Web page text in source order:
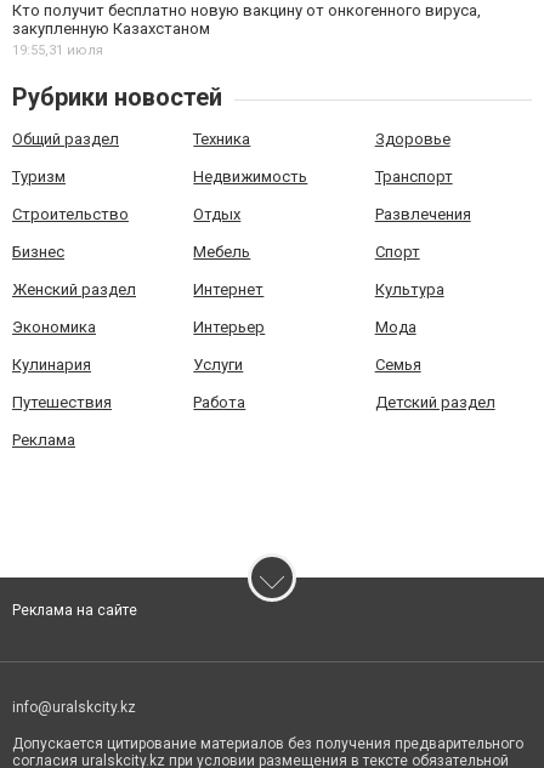
Кто получит бесплатно новую вакцину от онкогенного вируса,
закупленную Казахстаном
19:55,31 июля
Рубрики новостей
Общий раздел Техника Здоровье
Туризм Недвижимость Транспорт
Строительство Отдых Развлечения
Бизнес Мебель Спорт
Женский раздел Интернет Культура
Экономика Интерьер Мода
Кулинария Услуги Семья
Путешествия Работа Детский раздел
Реклама
Реклама на сайте
info@uralskcity.kz
Допускается цитирование материалов без получения предварительного
согласия uralskcity.kz при условии размещения в тексте обязательной